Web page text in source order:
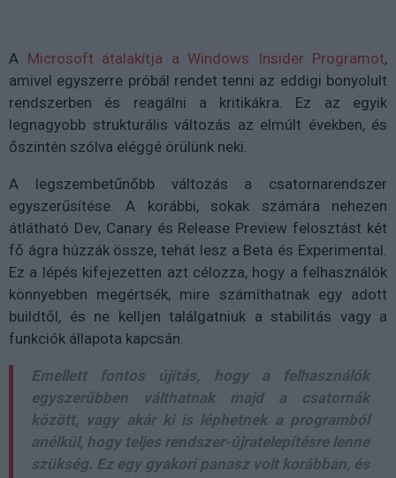
A Microsoft átalakítja a Windows Insider Programot,
amivel egyszerre próbál rendet tenni az eddigi bonyolult
rendszerben és reagálni a kritikákra. Ez az egyik
legnagyobb strukturális változás az elmúlt években, és
őszintén szólva eléggé örülünk neki.
A legszembetűnőbb változás a csatornarendszer
egyszerűsítése. A korábbi, sokak számára nehezen
átlátható Dev, Canary és Release Preview felosztást két
fő ágra húzzák össze, tehát lesz a Beta és Experimental.
Ez a lépés kifejezetten azt célozza, hogy a felhasználók
könnyebben megértsék, mire számíthatnak egy adott
buildtől, és ne kelljen találgatniuk a stabilitás vagy a
funkciók állapota kapcsán.
Emellett fontos újítás, hogy a felhasználók
egyszerűbben válthatnak majd a csatornák
között, vagy akár ki is léphetnek a programból
anélkül, hogy teljes rendszer-újratelepítésre lenne
szükség. Ez egy gyakori panasz volt korábban, és